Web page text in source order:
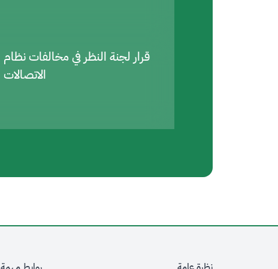
قرار لجنة النظر في مخالفات نظام
الاتصالات